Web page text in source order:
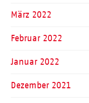
März 2022
Februar 2022
Januar 2022
Dezember 2021